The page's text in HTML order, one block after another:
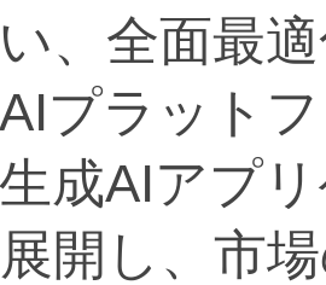
、全面最
プラット
成AIアプ
開し、市